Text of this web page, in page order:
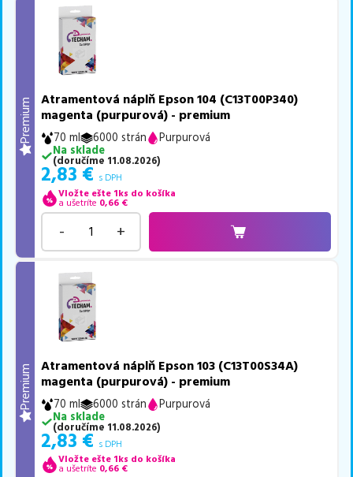
Premium
Atramentová náplň Epson 104 (C13T00P340)
magenta (purpurová) - premium
70 ml 6000 strán
Purpurová
Na sklade
(doručíme 11.08.2026)
2,83 € s DPH
Vložte ešte 1ks do košíka
a ušetríte 0,66 €
- +
Premium
Atramentová náplň Epson 103 (C13T00S34A)
magenta (purpurová) - premium
70 ml 6000 strán
Purpurová
Na sklade
(doručíme 11.08.2026)
2,83 € s DPH
Vložte ešte 1ks do košíka
a ušetríte 0,66 €